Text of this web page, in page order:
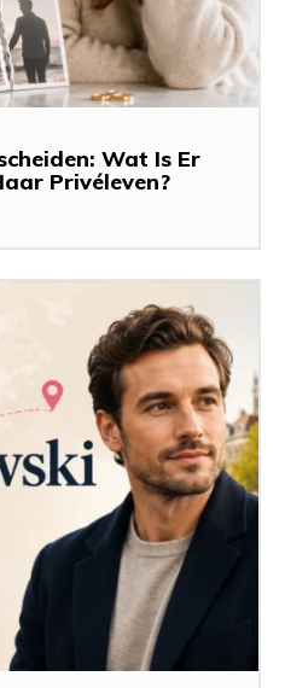
Wat Is Er
Privéleven?